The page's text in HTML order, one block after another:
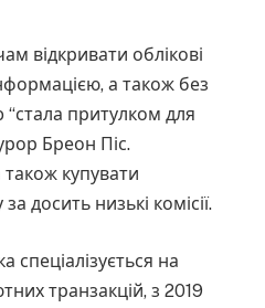
відкривати облікові
а також без
притулком для
Бреон Піс.
купувати
досить низькі комісії.
спеціалізується на
транзакцій, з 2019